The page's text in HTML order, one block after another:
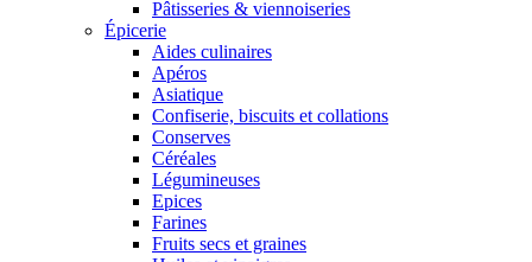
Pâtisseries & viennoiseries
Épicerie
Aides culinaires
Apéros
Asiatique
Confiserie, biscuits et collations
Conserves
Céréales
Légumineuses
Epices
Farines
Fruits secs et graines